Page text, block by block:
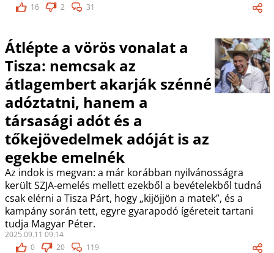
16
2 31
Átlépte a vörös vonalat a
Tisza: nemcsak az
átlagembert akarják szénné
adóztatni, hanem a
társasági adót és a
tőkejövedelmek adóját is az
egekbe emelnék
Az indok is megvan: a már korábban nyilvánosságra
került SZJA-emelés mellett ezekből a bevételekből tudná
csak elérni a Tisza Párt, hogy „kijöjjön a matek”, és a
kampány során tett, egyre gyarapodó ígéreteit tartani
tudja Magyar Péter.
2025.09.11 09:14
0
20 119